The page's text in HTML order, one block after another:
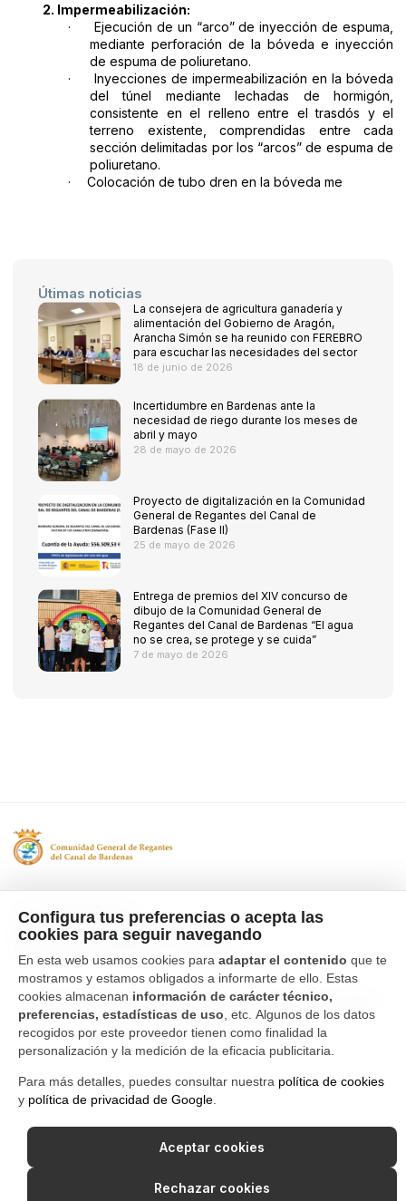
Configura tus preferencias o acepta las
cookies para seguir navegando
En esta web usamos cookies para adaptar el contenido que te
mostramos y estamos obligados a informarte de ello. Estas
cookies almacenan información de carácter técnico,
preferencias, estadísticas de uso , etc. Algunos de los datos
recogidos por este proveedor tienen como finalidad la
personalización y la medición de la eficacia publicitaria.
Para más detalles, puedes consultar nuestra política de cookies
y política de privacidad de Google
Aceptar cookies
Rechazar cookies
2. Impermeabilización:
·
Ejecución de un “arco” de inyección de espuma,
mediante perforación de la bóveda e inyección
de espuma de poliuretano.
·
Inyecciones de impermeabilización en la bóveda
del túnel mediante lechadas de hormigón,
consistente en el relleno entre el trasdós y el
terreno existente, comprendidas entre cada
sección delimitadas por los “arcos” de espuma de
poliuretano.
·
Colocación de tubo dren en la bóveda me
Útimas noticias
La consejera de agricultura ganadería y
alimentación del Gobierno de Aragón,
Arancha Simón se ha reunido con FEREBRO
para escuchar las necesidades del sector
18 de junio de 2026
Incertidumbre en Bardenas ante la
necesidad de riego durante los meses de
abril y mayo
28 de mayo de 2026
Proyecto de digitalización en la Comunidad
General de Regantes del Canal de
Bardenas (Fase II)
25 de mayo de 2026
Entrega de premios del XIV concurso de
dibujo de la Comunidad General de
Regantes del Canal de Bardenas “El agua
no se crea, se protege y se cuida”
7 de mayo de 2026
Tfno. 976 662 311
Ctra Gallur-Sangüesa s/n 50600
Ejea de los Caballeros, Zaragoza
Canal Interno de InformaciónPolítica de privacidad
Aviso Legal Política de cookies